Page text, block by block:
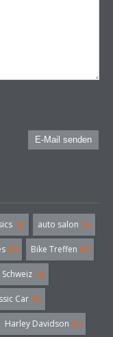
E-Mail senden
(3) auto salon (3)
(5) Bike Treffen (5)
Schweiz (3)
Car (3)
Harley Davidson (3)